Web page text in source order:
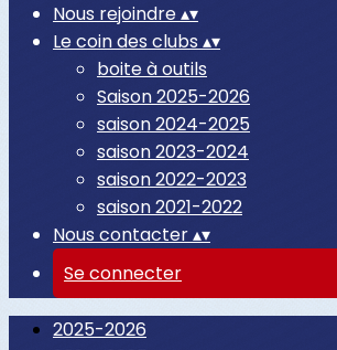
Nous rejoindre▴▾
Le coin des clubs ▴▾
boite à outils
Saison 2025-2026
saison 2024-2025
saison 2023-2024
saison 2022-2023
saison 2021-2022
Nous contacter▴▾
Se connecter
2025-2026